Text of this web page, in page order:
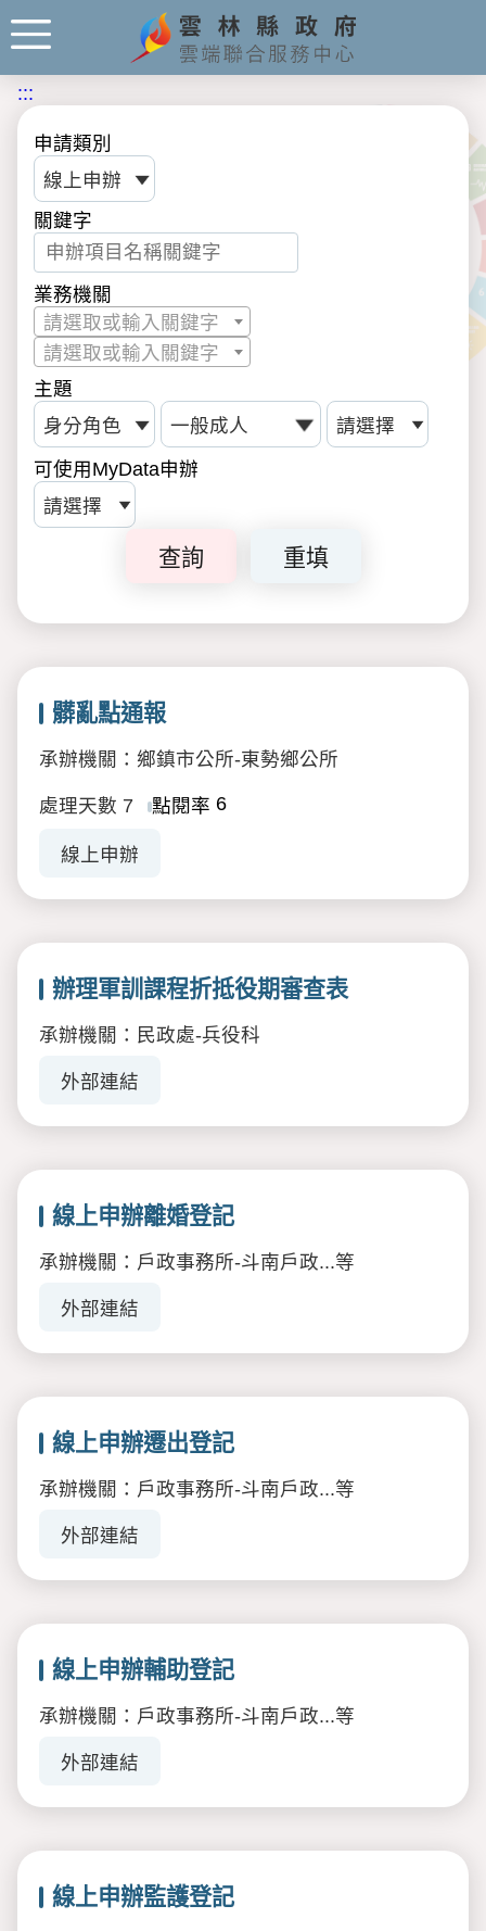
:::
申請類別
關鍵字
業務機關
請選取或輸入關鍵字
請選取或輸入關鍵字
主題
可使用MyData申辦
查詢 重填
髒亂點通報
承辦機關：鄉鎮市公所-東勢鄉公所
處理天數 7 點閱率 6
線上申辦
辦理軍訓課程折抵役期審查表
承辦機關：民政處-兵役科
外部連結
線上申辦離婚登記
承辦機關：戶政事務所-斗南戶政...等
外部連結
線上申辦遷出登記
承辦機關：戶政事務所-斗南戶政...等
外部連結
線上申辦輔助登記
承辦機關：戶政事務所-斗南戶政...等
外部連結
線上申辦監護登記